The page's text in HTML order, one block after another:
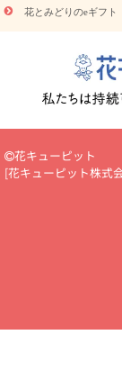
やみ・10000円～
花キュ
彩心理学」で選ぶ方
転職祝いのマ
バイス
スタンド
場上司や先輩へ贈
ド（早見表あり）
プロ直伝10のテ
花とみどりのeギフト
花キューピット
[花キューピット株式